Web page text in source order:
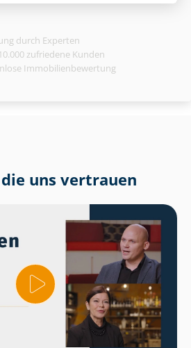
durch Experten
zufriedene Kunden
Immobilienbewertung
uns vertrauen